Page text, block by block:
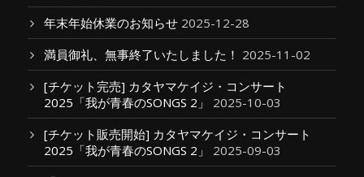
年末年始休業のお知らせ 2025-12-28
満員御礼、無事終了いたしました！ 2025-11-02
[チケット完売] カタヤマケイジ・コンサート
2025「我が青春のSONGS 2」
2025-10-03
[チケット販売開始] カタヤマケイジ・コンサート
2025「我が青春のSONGS 2」
2025-09-03